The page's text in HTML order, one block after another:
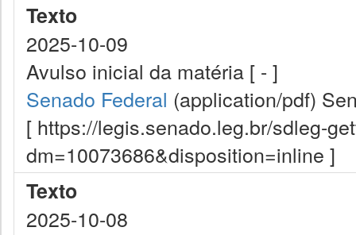
Texto
2025-10-09
Avulso inicial da matéria [ - ]
Senado Federal (application/pdf)
[ https://legis.senado.leg.br/sdleg-
dm=10073686&disposition=inline ]
Texto
2025-10-08